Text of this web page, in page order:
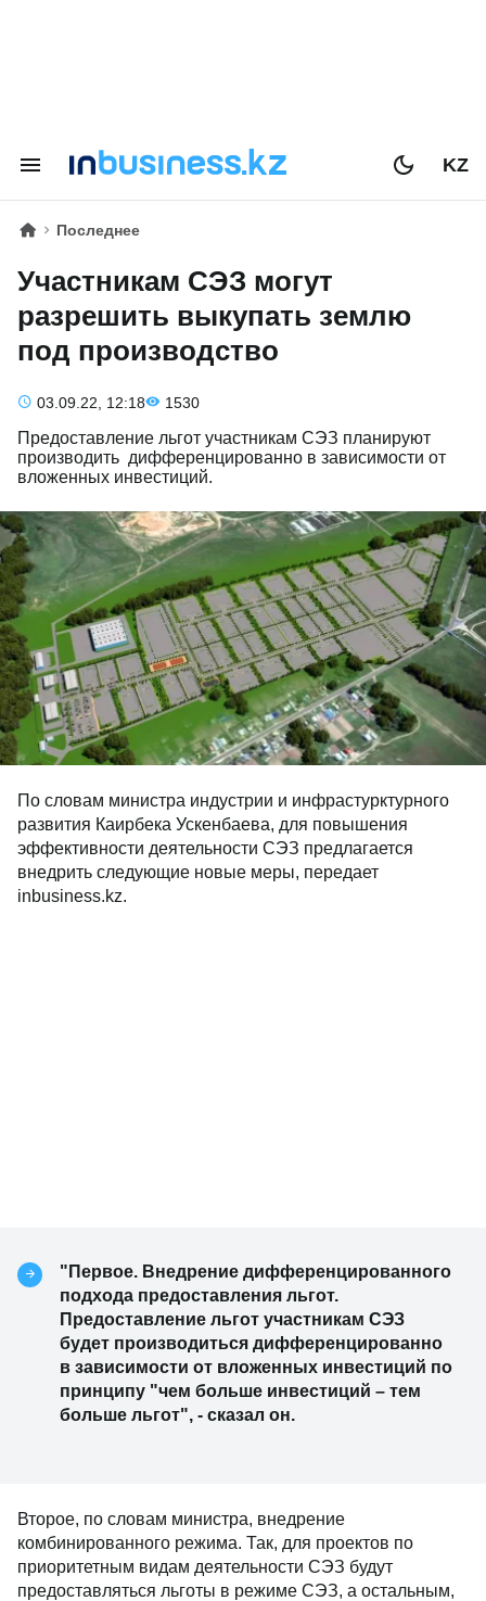
KZ
Последнее
Участникам СЭЗ могут
разрешить выкупать землю
под производство
03.09.22, 12:18 1530
Предоставление льгот участникам СЭЗ планируют
производить дифференцированно в зависимости от
вложенных инвестиций.
По словам министра индустрии и инфрастурктурного
развития Каирбека Ускенбаева, для повышения
эффективности деятельности СЭЗ предлагается
внедрить следующие новые меры, передает
inbusiness.kz.
"Первое. Внедрение дифференцированного
подхода предоставления льгот.
Предоставление льгот участникам СЭЗ
будет производиться дифференцированно
в зависимости от вложенных инвестиций по
принципу "чем больше инвестиций – тем
больше льгот", - сказал он.
Второе, по словам министра, внедрение
комбинированного режима. Так, для проектов по
приоритетным видам деятельности СЭЗ будут
предоставляться льготы в режиме СЭЗ, а остальным,